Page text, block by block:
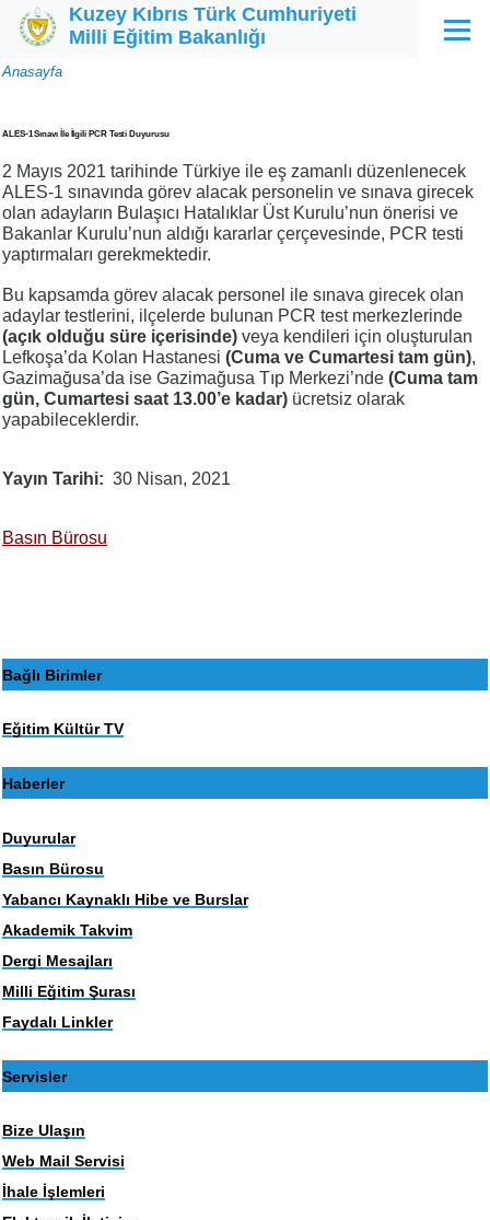
Ana içeriğe atla
Kuzey Kıbrıs Türk Cumhuriyeti
Milli Eğitim Bakanlığı
Menü
Sayfa
Anasayfa
ALES-1 Sınavı İle İlgili PCR Testi Duyurusu
2 Mayıs 2021 tarihinde Türkiye ile eş zamanlı düzenlenecek
ALES-1 sınavında görev alacak personelin ve sınava girecek
olan adayların Bulaşıcı Hatalıklar Üst Kurulu’nun önerisi ve
Bakanlar Kurulu’nun aldığı kararlar çerçevesinde, PCR testi
yaptırmaları gerekmektedir.
Bu kapsamda görev alacak personel ile sınava girecek olan
adaylar testlerini, ilçelerde bulunan PCR test merkezlerinde
(açık olduğu süre içerisinde) veya kendileri için oluşturulan
Lefkoşa’da Kolan Hastanesi (Cuma ve Cumartesi tam gün),
Gazimağusa’da ise Gazimağusa Tıp Merkezi’nde (Cuma tam
gün, Cumartesi saat 13.00’e kadar) ücretsiz olarak
yapabileceklerdir.
Yayın Tarihi 30 Nisan, 2021
Basın Bürosu
Bağlı Birimler
Eğitim Kültür TV
Haberler
Duyurular
Basın Bürosu
Yabancı Kaynaklı Hibe ve Burslar
Akademik Takvim
Dergi Mesajları
Milli Eğitim Şurası
Faydalı Linkler
Servisler
Bize Ulaşın
Web Mail Servisi
İhale İşlemleri